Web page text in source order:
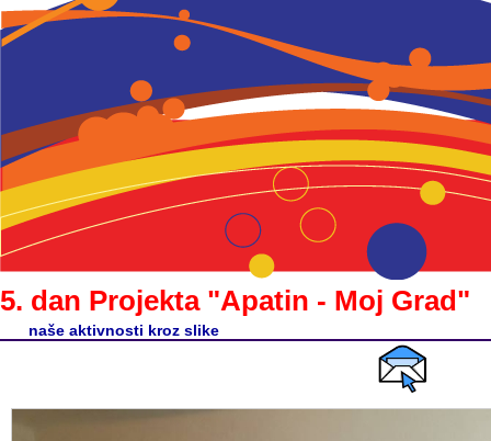
5. dan Projekta "Apatin - Moj Grad"
naše aktivnosti kroz slike